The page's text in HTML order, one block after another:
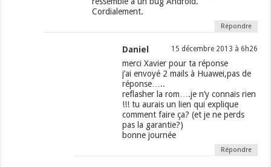
Cordialement.
Répondre
Daniel 15 décembre 2013 à 6h26
merci Xavier pour ta réponse
j’ai envoyé 2 mails à Huawei,pas de
réponse…..
reflasher la rom….je n’y connais rien
!!! tu aurais un lien qui explique
comment faire ça? (et je ne perds
pas la garantie?)
bonne journée
Répondre